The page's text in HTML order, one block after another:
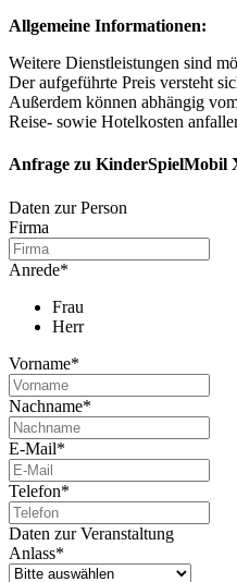
Allgemeine Informationen:
Weitere Dienstleistungen sind
Der aufgeführte Preis versteht
Außerdem können abhängig
Reise- sowie Hotelkosten
Anfrage zu KinderSpielMobil
Daten zur Person
Firma
Anrede*
Frau
Herr
Vorname*
Nachname*
E-Mail*
Telefon*
Daten zur Veranstaltung
Anlass*